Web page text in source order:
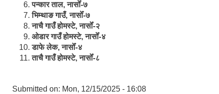
पन्कार ताल, नासोँ-७
भिम्थाङ गाउँ, नासोँ-७
नाचै गाउँ होमस्टे, नासोँ-२
ओ‍‍‌डार गाउँ होमस्टे, नासोँ-४
डाफे लेक, नासोँ-४
ताचै गाउँ होमस्टे, नासोँ-८
Submitted on: Mon, 12/15/2025 - 16:08